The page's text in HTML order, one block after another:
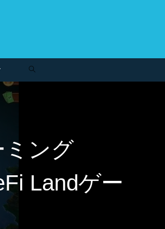
ミング
Landゲー